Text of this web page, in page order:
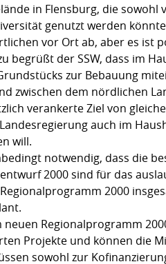
in Flensburg, die sowohl
genutzt werden
vor Ort ab, aber es ist
begrüßt der SSW, dass im
zur Bebauung
zwischen dem nördlichen
verankerte Ziel von
auch im
will.
notwendig, dass die
2000 sind für das
2000
Regionalprogramm
Projekte und können die
sowohl zur